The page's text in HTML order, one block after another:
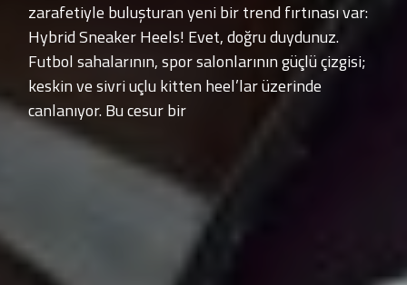
zarafetiyle buluşturan yeni bir trend fırtınası var:
Hybrid Sneaker Heels! Evet, doğru duydunuz.
Futbol sahalarının, spor salonlarının güçlü çizgisi;
keskin ve sivri uçlu kitten heel’lar üzerinde
canlanıyor. Bu cesur bir